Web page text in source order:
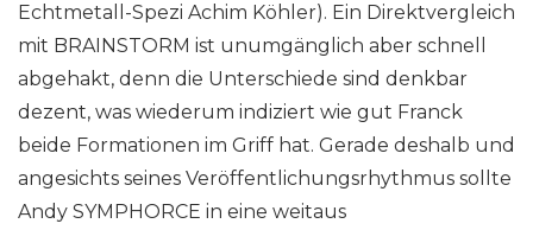
Echtmetall-Spezi Achim Köhler). Ein Direktvergleich
mit BRAINSTORM ist unumgänglich aber schnell
abgehakt, denn die Unterschiede sind denkbar
dezent, was wiederum indiziert wie gut Franck
beide Formationen im Griff hat. Gerade deshalb und
angesichts seines Veröffentlichungsrhythmus sollte
Andy SYMPHORCE in eine weitaus